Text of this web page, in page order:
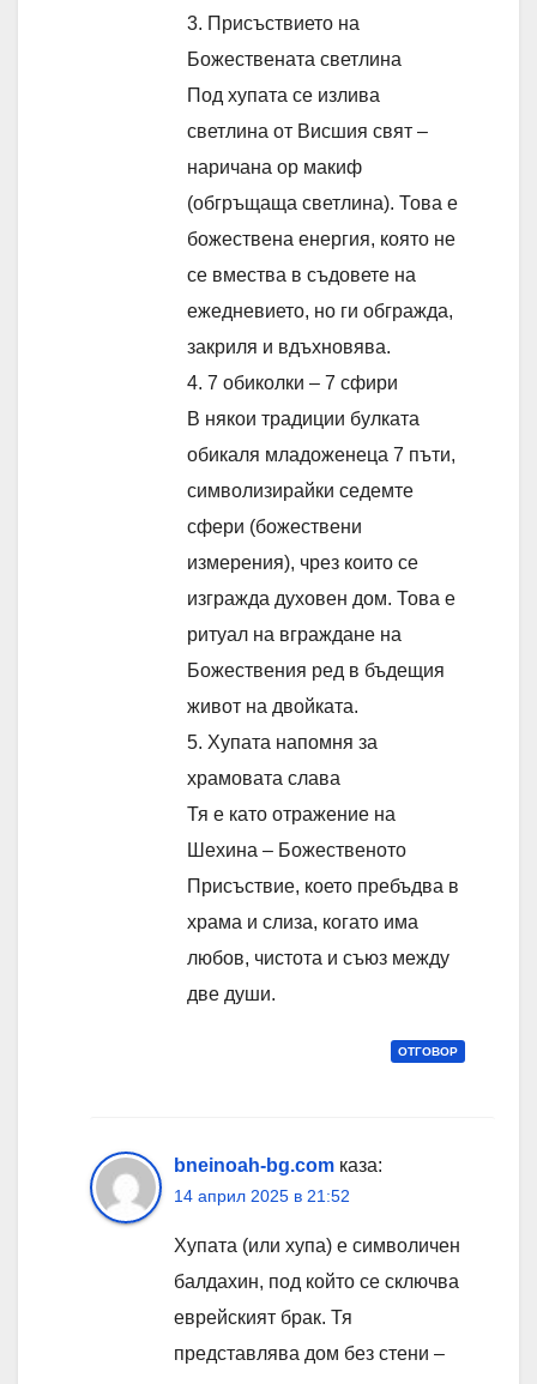
3. Присъствието на
Божествената светлина
Под хупата се излива
светлина от Висшия свят –
наричана ор макиф
(обгръщаща светлина). Това е
божествена енергия, която не
се вмества в съдовете на
ежедневието, но ги обгражда,
закриля и вдъхновява.
4. 7 обиколки – 7 сфири
В някои традиции булката
обикаля младоженеца 7 пъти,
символизирайки седемте
сфери (божествени
измерения), чрез които се
изгражда духовен дом. Това е
ритуал на вграждане на
Божествения ред в бъдещия
живот на двойката.
5. Хупата напомня за
храмовата слава
Тя е като отражение на
Шехина – Божественото
Присъствие, което пребъдва в
храма и слиза, когато има
любов, чистота и съюз между
две души.
ОТГОВОР
bneinoah-bg.com каза:
14 април 2025 в 21:52
Хупата (или хупа) е символичен
балдахин, под който се сключва
еврейският брак. Тя
представлява дом без стени –